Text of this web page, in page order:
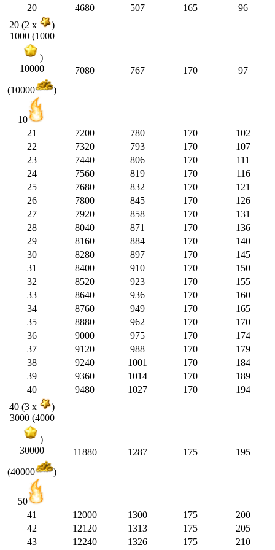
20 4680 507 165
96
20 (2 x
)
1000 (1000
)
10000
(10000 )
10
7080 767 170 97
21 7200 780 170
102
22
7320 793 170
107
23
7440 806 170
111
24
7560 819 170
116
25
7680 832 170
121
26
7800 845 170
126
27
7920 858 170
131
28
8040 871 170
136
29
8160 884 170
140
30
8280 897 170
145
31
8400 910 170
150
32
8520 923 170
155
33
8640 936 170
160
34
8760 949 170
165
35
8880 962 170
170
36
9000 975 170
174
37
9120 988 170
179
38
9240 1001 170
184
39
9360 1014 170
189
40
9480 1027 170
194
40 (3 x
)
3000 (4000
)
30000
(40000 )
50
11880 1287 175 195
41 12000 1300 175
200
42
12120 1313 175
205
43
12240 1326 175
210